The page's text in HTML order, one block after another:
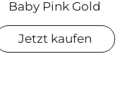
Baby Pink Gold
Jetzt kaufen